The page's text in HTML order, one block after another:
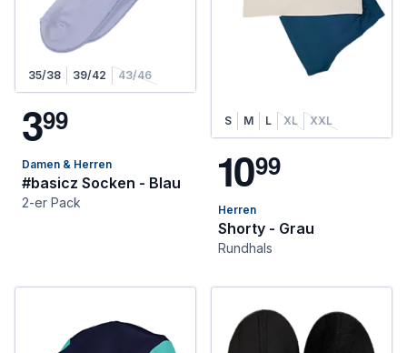
35/38 39/42 43/46
399
Damen & Herren
#basicz Socken - Blau
2-er Pack
S M L XL XXL
1099
Herren
Shorty - Grau
Rundhals